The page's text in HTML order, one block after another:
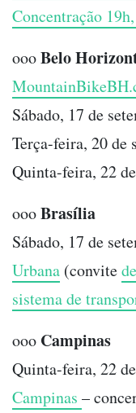
Concentração
oooBelo
Sábado, 17 de
Terça-feira, 20 de
Quinta-feira, 22
oooBrasília
Sábado, 17 de
Urbana (convite
sistema de
ooo Campinas
Quinta-feira, 22
Campinas –